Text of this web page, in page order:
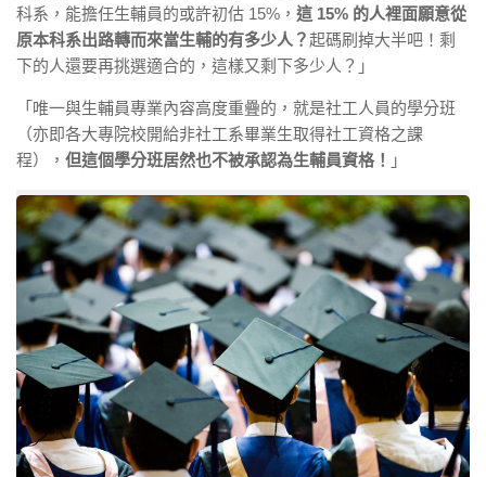
科系，能擔任生輔員的或許初估 15%， 這 15% 的人裡面願意從
原本科系出路轉而來當生輔的有多少人？起碼刷掉大半吧！剩
下的人還要再挑選適合的，這樣又剩下多少人？」
「唯一與生輔員專業內容高度重疊的，就是社工人員的學分班
（亦即各大專院校開給非社工系畢業生取得社工資格之課
程）， 但這個學分班居然也不被承認為生輔員資格！ 」